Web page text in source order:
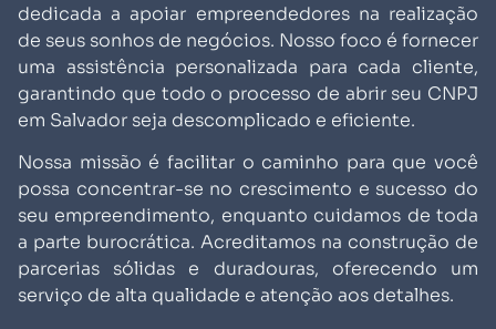
dedicada a apoiar empreendedores na realização
de seus sonhos de negócios. Nosso foco é fornecer
uma assistência personalizada para cada cliente,
garantindo que todo o processo de abrir seu CNPJ
em Salvador seja descomplicado e eficiente.
Nossa missão é facilitar o caminho para que você
possa concentrar-se no crescimento e sucesso do
seu empreendimento, enquanto cuidamos de toda
a parte burocrática. Acreditamos na construção de
parcerias sólidas e duradouras, oferecendo um
serviço de alta qualidade e atenção aos detalhes.